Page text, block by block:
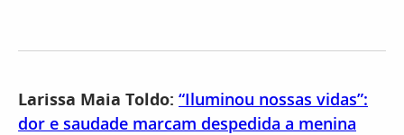
Larissa Maia Toldo: “Iluminou nossas vidas”:
dor e saudade marcam despedida a menina